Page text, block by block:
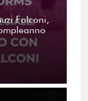
Falconi,